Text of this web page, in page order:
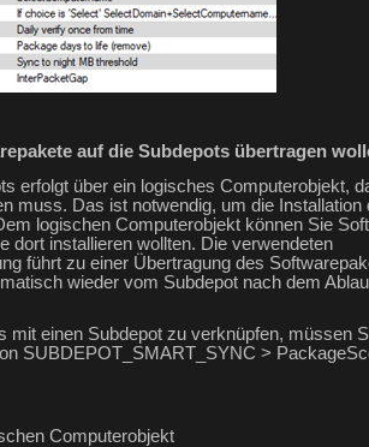
auf die Subdepots übertragen
erfolgt über ein logisches Computerobjekt,
muss. Das ist notwendig, um die Installation
logischen Computerobjekt können Sie
dort installieren wollten. Die verwendeten
führt zu einer Übertragung des
wieder vom Subdepot nach dem
einen Subdepot zu verknüpfen, müssen
SUBDEPOT_SMART_SYNC >
Computerobjekt